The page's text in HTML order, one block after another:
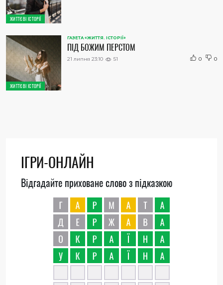
ЖИТТЄВІ ІСТОРІЇ
ЖИТТЄВІ ІСТОРІЇ
ГАЗЕТА «ЖИТТЯ. ІСТОРІЇ»
ПІД БОЖИМ ПЕРСТОМ
21 липня 23:10 51 0 0
ІГРИ-ОНЛАЙН
Відгадайте приховане слово з підказкою